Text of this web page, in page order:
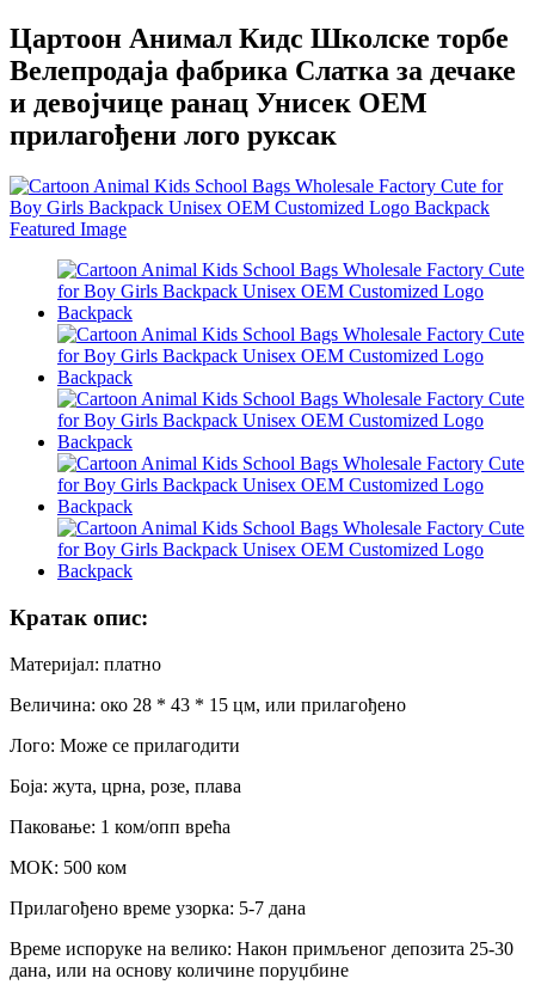
Цартоон Анимал Кидс Школске торбе
Велепродаја фабрика Слатка за дечаке
и девојчице ранац Унисек ОЕМ
прилагођени лого руксак
Кратак опис:
Материјал: платно
Величина: око 28 * 43 * 15 цм, или прилагођено
Лого: Може се прилагодити
Боја: жута, црна, розе, плава
Паковање: 1 ком/опп врећа
МОК: 500 ком
Прилагођено време узорка: 5-7 дана
Време испоруке на велико: Након примљеног депозита 25-30
дана, или на основу количине поруџбине